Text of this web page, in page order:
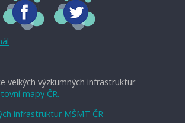
velkých výzkumných infrastruktur
mapy ČR.
infrastruktur MŠMT ČR